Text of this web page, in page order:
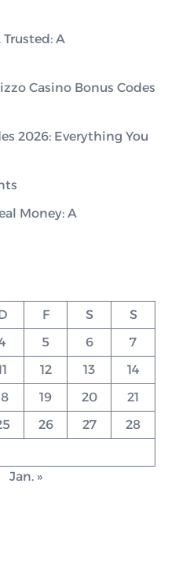
A
Casino Bonus Codes
2026: Everything You
Money: A
F S
S
5 6
7
12 13
14
19 20
21
26 27
28
Jan. »